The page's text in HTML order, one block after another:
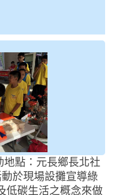
地點：元長鄉長北社
於現場設攤宣導綠
低碳生活之概念來做